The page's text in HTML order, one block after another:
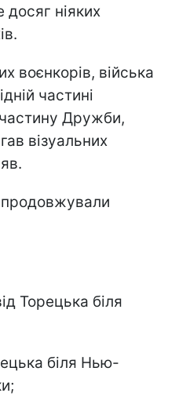
досяг ніяких
воєнкорів, війська
частині
Дружби,
візуальних
продовжували
Торецька біля
біля Нью-